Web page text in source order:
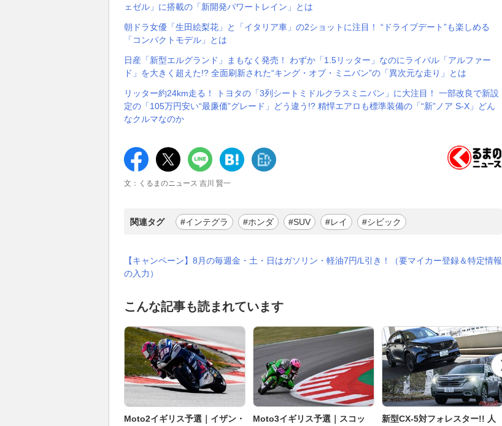
ェゼル」に搭載の「新開発パワートレイン」とは
朝ドラ女優「生田絵梨花」と「イタリア車」の2ショットに注目！ “ドライブデート”も楽しめる
「コンパクトモデル」とは
日産「新型エルグランド」まもなく発売！ わずか「1.5リッター」なのにライバル「アルファー
ド」を大きく超えた!? 全面刷新された“キング・オブ・ミニバン”の「異次元な走り」とは
リッター約24km走る！ トヨタの「3列シートミドルクラスミニバン」に大注目！ 一部改良で新設
定の「105万円安い“最廉価”グレード」どう違う!? 精悍エアロも標準装備の「“新”ノア S-X」どん
なクルマなのか
文：くるまのニュース 吉川 賢一
関連タグ #インテグラ #ホンダ #SUV #レイ #シビック
【キャンペーン】8月の毎週金・土・日はガソリン・軽油7円/L引き！（要マイカー登録＆特定情報
の入力）
こんな記事も読まれています
Moto2イギリス予選｜イザン・
Moto3イギリス予選｜スコッ
新型CX-5対フォレスター!! 人